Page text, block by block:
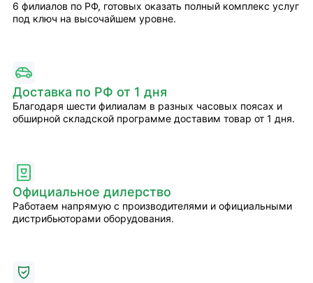
6 филиалов по РФ, готовых оказать полный комплекс услуг
под ключ на высочайшем уровне.
Доставка по РФ от 1 дня
Благодаря шести филиалам в разных часовых поясах и
обширной складской программе доставим товар от 1 дня.
Официальное дилерство
Работаем напрямую с производителями и официальными
дистрибьюторами оборудования.